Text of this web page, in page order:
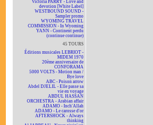
Victoria PARRY - Love and
devotion [White Label]
WESTBOUND SOUND -
Sampler promo
WYOMING TRAVEL
COMMISSION - In Wyoming
YANN - Continent perdu
(continue continue)
45 TOURS
Éditions musicales LEBRIOT -
MIDEM 1970
20ème anniversaire de
CONFORAMA
5000 VOLTS - Motion man /
Bye love
ABC - Poison arrow
Abdel DJELIL - Elle passe sa
vie en voyage
ABDUL HASSAN
ORCHESTRA - Arabian affair
ADAMO - Inch'Allah
ADAMO - Le carosse d'or
AFTERSHOCK - Always
thinking